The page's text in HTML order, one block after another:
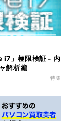
i7」極限検証 - 内
解析編
特集